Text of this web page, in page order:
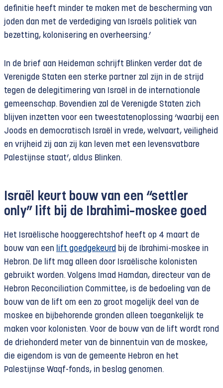
definitie heeft minder te maken met de bescherming van
joden dan met de verdediging van Israëls politiek van
bezetting, kolonisering en overheersing.’
In de brief aan Heideman schrijft Blinken verder dat de
Verenigde Staten een sterke partner zal zijn in de strijd
tegen de delegitimering van Israël in de internationale
gemeenschap. Bovendien zal de Verenigde Staten zich
blijven inzetten voor een tweestatenoplossing ‘waarbij een
Joods en democratisch Israël in vrede, welvaart, veiligheid
en vrijheid zij aan zij kan leven met een levensvatbare
Palestijnse staat’, aldus Blinken.
Israël keurt bouw van een “settler
only” lift bij de Ibrahimi–moskee goed
Het Israëlische hooggerechtshof heeft op 4 maart de
bouw van een lift goedgekeurd bij de Ibrahimi-moskee in
Hebron. De lift mag alleen door Israëlische kolonisten
gebruikt worden. Volgens Imad Hamdan, directeur van de
Hebron Reconciliation Committee, is de bedoeling van de
bouw van de lift om een zo groot mogelijk deel van de
moskee en bijbehorende gronden alleen toegankelijk te
maken voor kolonisten. Voor de bouw van de lift wordt rond
de driehonderd meter van de binnentuin van de moskee,
die eigendom is van de gemeente Hebron en het
Palestijnse Waqf-fonds, in beslag genomen.